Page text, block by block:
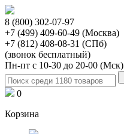
8 (800) 302-07-97
+7 (499) 409-60-49 (Москва)
+7 (812) 408-08-31 (СПб)
(звонок бесплатный)
Пн-пт с 10-30 до 20-00 (Мск)
0
Корзина